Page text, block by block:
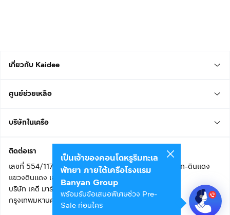
เกี่ยวกับ Kaidee
ศูนย์ช่วยเหลือ
บริษัทในเครือ
ติดต่อเรา
เลขที่ 554/117 อาคารสกายไนน์ เซ็นเตอร์ ชั้น 22 ถนนอโศก-ดินแดง
แขวงดินแดง เขตดินแดง
บริษัท เคดี มาร์เก็ตเพลส จำกัด (สำนักงานใหญ่)
กรุงเทพมหานคร 10400
เป็นเจ้าของคอนโดหรูริมทะเล
พัทยา ภายใต้เครือโรงแรม
Banyan Group
พร้อมรับข้อเสนอพิเศษช่วง Pre-
Sale ก่อนใคร